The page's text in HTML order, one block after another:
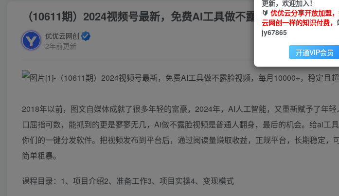
（10611期）2024视频号最新，免费AI工具做不露脸视频，每月
优优云网创
2年前更新
2018年以前，图文自媒体成就了很多年轻的富豪，2024年，AI人工智能，又重新赋予了年
口屈指可数，能抓到的更是寥寥无几，Ai做不露脸视频是普通人翻身，最后的机会。给ai工
你们的一键分发软件。把视频发布到平台后，通过阅读量赚取收益，正规平台，长期稳定，
简单粗暴。
课程目录：1、项目介绍2、准备工作3、项目实操4、变现模式
更新，欢迎加入！
🔰 优优云分享开放加盟
云网创一样的知识付费，
jy67865
开通VIP会员